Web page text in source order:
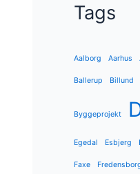
Tags
Aalborg Aarhus
Ballerup Billund
Byggeprojekt
Egedal Esbjerg
Faxe